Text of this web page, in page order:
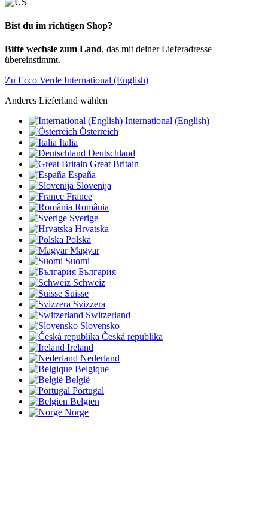
Bist du im richtigen Shop?
Bitte wechsle zum Land, das mit deiner Lieferadresse
übereinstimmt.
Zu Ecco Verde International (English)
Anderes Lieferland wählen
International (English)
Österreich
Italia
Deutschland
Great Britain
España
Slovenija
France
România
Sverige
Hrvatska
Polska
Magyar
Suomi
България
Schweiz
Suisse
Svizzera
Switzerland
Slovensko
Česká republika
Ireland
Nederland
Belgique
België
Portugal
Belgien
Norge